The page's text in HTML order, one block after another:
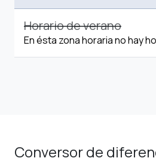
Horario de verano
En ésta zona horaria no hay
Conversor de